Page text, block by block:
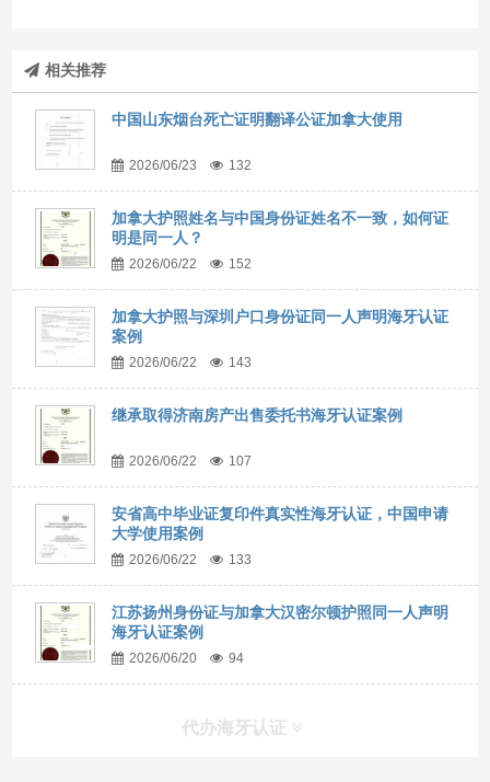
相关推荐
中国山东烟台死亡证明翻译公证加拿大使用
2026/06/23 132
加拿大护照姓名与中国身份证姓名不一致，如何证
明是同一人？
2026/06/22 152
加拿大护照与深圳户口身份证同一人声明海牙认证
案例
2026/06/22 143
继承取得济南房产出售委托书海牙认证案例
2026/06/22 107
安省高中毕业证复印件真实性海牙认证，中国申请
大学使用案例
2026/06/22 133
江苏扬州身份证与加拿大汉密尔顿护照同一人声明
海牙认证案例
2026/06/20 94
代办海牙认证